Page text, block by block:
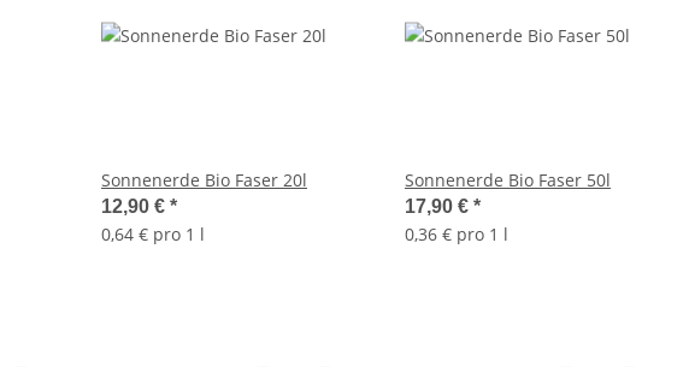
Sonnenerde Bio Faser 20l
12,90 € *
0,64 € pro 1 l
Sonnenerde Bio Faser 50l
17,90 € *
0,36 € pro 1 l